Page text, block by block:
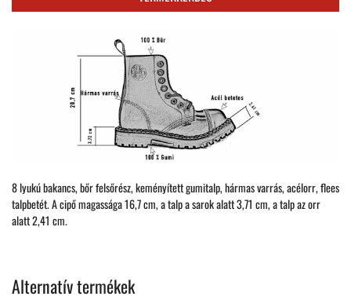
8 lyukú bakancs, bőr felsőrész, keményített gumitalp, hármas varrás, acélorr, flees
talpbetét. A cipő magassága 16,7 cm, a talp a sarok alatt 3,71 cm, a talp az orr
alatt 2,41 cm.
Alternatív termékek